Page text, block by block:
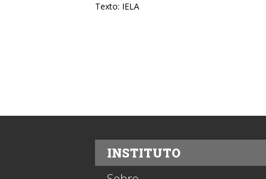
Texto: IELA
INSTITUTO